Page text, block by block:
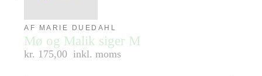
AF MARIE DUEDAHL
Mø og Malik siger M
kr. 175,00 inkl. moms